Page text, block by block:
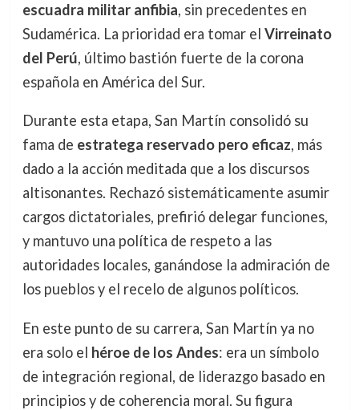
escuadra militar anfibia, sin precedentes en
Sudamérica. La prioridad era tomar el Virreinato
del Perú, último bastión fuerte de la corona
española en América del Sur.
Durante esta etapa, San Martín consolidó su
fama de estratega reservado pero eficaz, más
dado a la acción meditada que a los discursos
altisonantes. Rechazó sistemáticamente asumir
cargos dictatoriales, prefirió delegar funciones,
y mantuvo una política de respeto a las
autoridades locales, ganándose la admiración de
los pueblos y el recelo de algunos políticos.
En este punto de su carrera, San Martín ya no
era solo el héroe de los Andes: era un símbolo
de integración regional, de liderazgo basado en
principios y de coherencia moral. Su figura